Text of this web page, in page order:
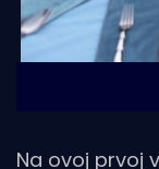
Na ovoj prvoj